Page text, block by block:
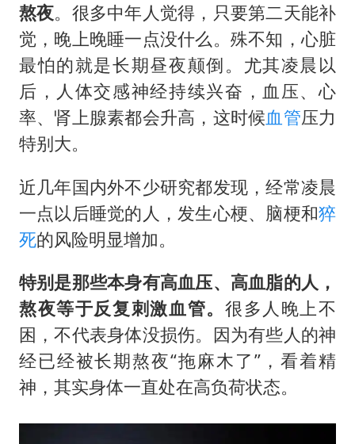
熬夜。很多中年人觉得，只要第二天能补
觉，晚上晚睡一点没什么。殊不知，心脏
最怕的就是长期昼夜颠倒。尤其凌晨以
后，人体交感神经持续兴奋，血压、心
率、肾上腺素都会升高，这时候血管压力
特别大。
近几年国内外不少研究都发现，经常凌晨
一点以后睡觉的人，发生心梗、脑梗和猝
死的风险明显增加。
特别是那些本身有高血压、高血脂的人，
熬夜等于反复刺激血管。 很多人晚上不
困，不代表身体没损伤。因为有些人的神
经已经被长期熬夜“拖麻木了”，看着精
神，其实身体一直处在高负荷状态。